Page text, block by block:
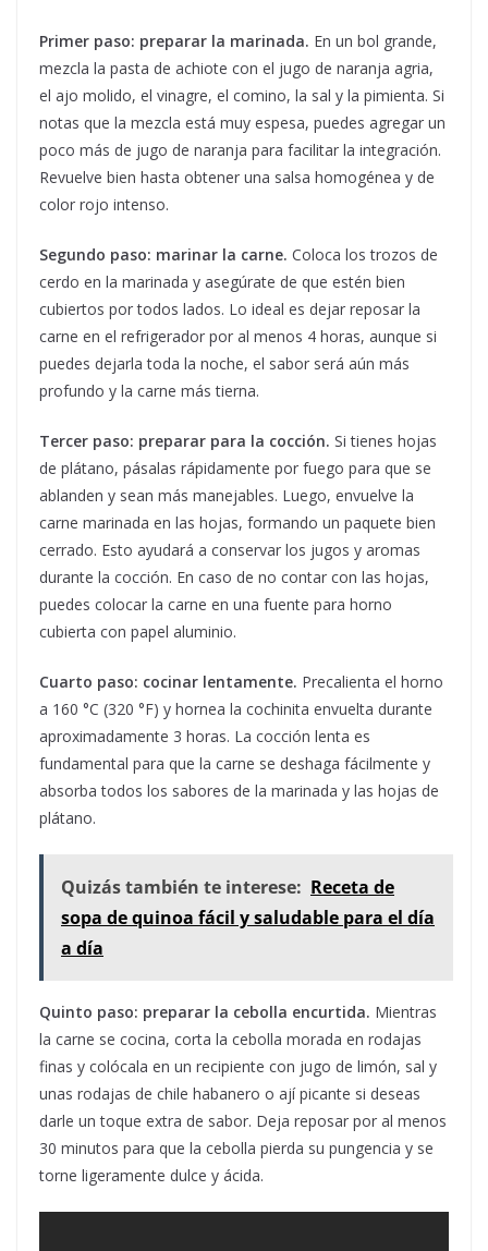
Primer paso: preparar la marinada. En un bol grande,
mezcla la pasta de achiote con el jugo de naranja agria,
el ajo molido, el vinagre, el comino, la sal y la pimienta. Si
notas que la mezcla está muy espesa, puedes agregar un
poco más de jugo de naranja para facilitar la integración.
Revuelve bien hasta obtener una salsa homogénea y de
color rojo intenso.
Segundo paso: marinar la carne. Coloca los trozos de
cerdo en la marinada y asegúrate de que estén bien
cubiertos por todos lados. Lo ideal es dejar reposar la
carne en el refrigerador por al menos 4 horas, aunque si
puedes dejarla toda la noche, el sabor será aún más
profundo y la carne más tierna.
Tercer paso: preparar para la cocción. Si tienes hojas
de plátano, pásalas rápidamente por fuego para que se
ablanden y sean más manejables. Luego, envuelve la
carne marinada en las hojas, formando un paquete bien
cerrado. Esto ayudará a conservar los jugos y aromas
durante la cocción. En caso de no contar con las hojas,
puedes colocar la carne en una fuente para horno
cubierta con papel aluminio.
Cuarto paso: cocinar lentamente. Precalienta el horno
a 160 °C (320 °F) y hornea la cochinita envuelta durante
aproximadamente 3 horas. La cocción lenta es
fundamental para que la carne se deshaga fácilmente y
absorba todos los sabores de la marinada y las hojas de
plátano.
Quizás también te interese: Receta de
sopa de quinoa fácil y saludable para el día
a día
Quinto paso: preparar la cebolla encurtida. Mientras
la carne se cocina, corta la cebolla morada en rodajas
finas y colócala en un recipiente con jugo de limón, sal y
unas rodajas de chile habanero o ají picante si deseas
darle un toque extra de sabor. Deja reposar por al menos
30 minutos para que la cebolla pierda su pungencia y se
torne ligeramente dulce y ácida.